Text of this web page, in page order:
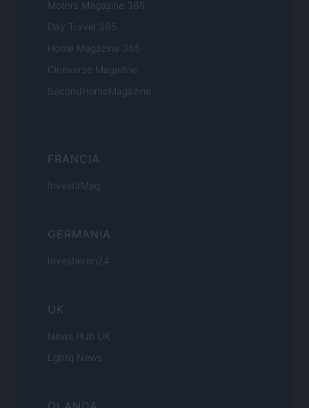
Motors Magazine 365
Day Travel 365
Home Magazine 365
Cineverse Magazine
SecondHomeMagazine
FRANCIA
InvestirMag
GERMANIA
Investieren24
UK
News Hub UK
Lgbtq News